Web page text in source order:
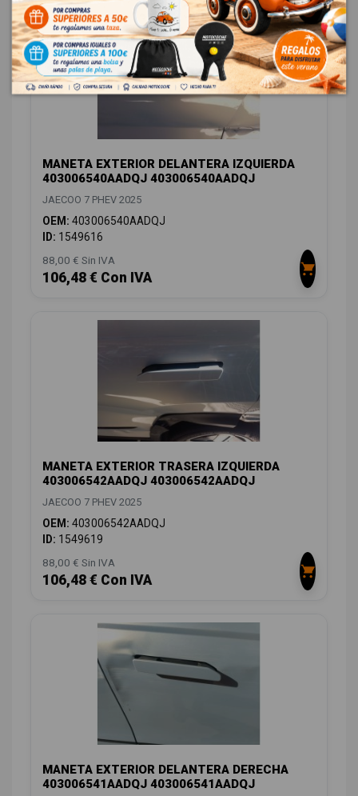
MANETA EXTERIOR DELANTERA IZQUIERDA
403006540AADQJ 403006540AADQJ
JAECOO 7 PHEV 2025
OEM: 403006540AADQJ
ID: 1549616
88,00 € Sin IVA
106,48 € Con IVA
MANETA EXTERIOR TRASERA IZQUIERDA
403006542AADQJ 403006542AADQJ
JAECOO 7 PHEV 2025
OEM: 403006542AADQJ
ID: 1549619
88,00 € Sin IVA
106,48 € Con IVA
MANETA EXTERIOR DELANTERA DERECHA
403006541AADQJ 403006541AADQJ